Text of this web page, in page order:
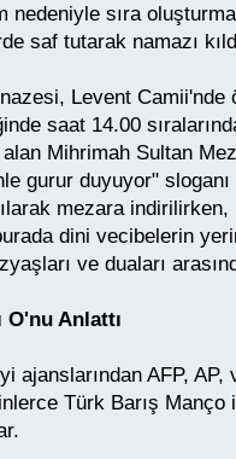
nedeniyle sıra
saf tutarak namazı
Levent Camii'nde
saat 14.00
Mihrimah Sultan
gurur duyuyor" sloganı
mezara
dini vecibelerin
ve duaları
O'nu Anlattı
ajanslarından AFP,
Türk Barış